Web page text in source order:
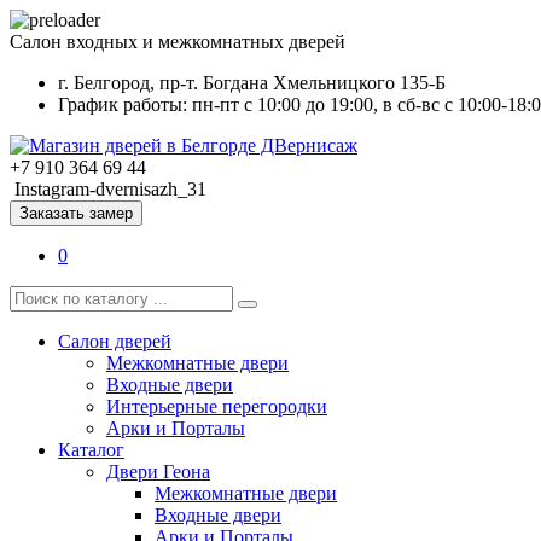
Салон входных и межкомнатных дверей
г. Белгород, пр-т. Богдана Хмельницкого 135-Б
График работы: пн-пт с 10:00 до 19:00, в сб-вс с 10:00-
+7 910 364 69 44
Instagram-dvernisazh_31
Заказать замер
0
Салон дверей
Межкомнатные двери
Входные двери
Интерьерные перегородки
Арки и Порталы
Каталог
Двери Геона
Межкомнатные двери
Входные двери
Арки и Порталы